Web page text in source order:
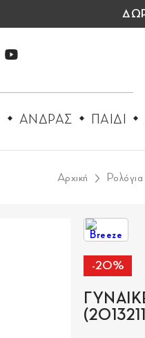
ΑΝΔΡΑΣ ΠΑΙΔΙ
Αρχική Ρολόγια
-20%